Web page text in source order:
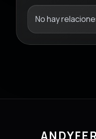
No hay